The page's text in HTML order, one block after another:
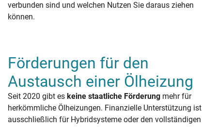
verbunden sind und welchen Nutzen Sie daraus ziehen
können.
Förderungen für den
Austausch einer Ölheizung
Seit 2020 gibt es keine staatliche Förderung mehr für
herkömmliche Ölheizungen. Finanzielle Unterstützung ist
ausschließlich für Hybridsysteme oder den vollständigen